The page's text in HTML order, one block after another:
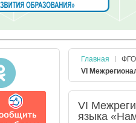
Главная
VI
VI
языка